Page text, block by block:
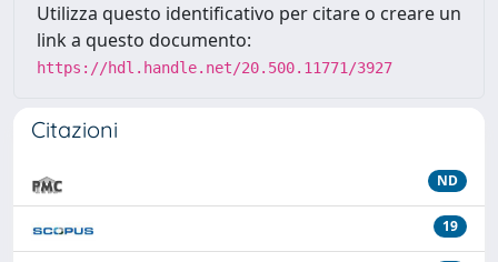
Utilizza questo identificativo per citare o creare un
link a questo documento:
https://hdl.handle.net/20.500.11771/3927
Citazioni
ND
19